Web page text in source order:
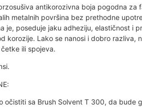
antikorozivna boja pogodna za
metalnih površina bez prethodne
je, poseduje jaku adheziju, elastičnost i
korozije. Lako se nanosi i dobro razliva,
ili spojeva.
očistiti sa Brush Solvent T 300, da bude